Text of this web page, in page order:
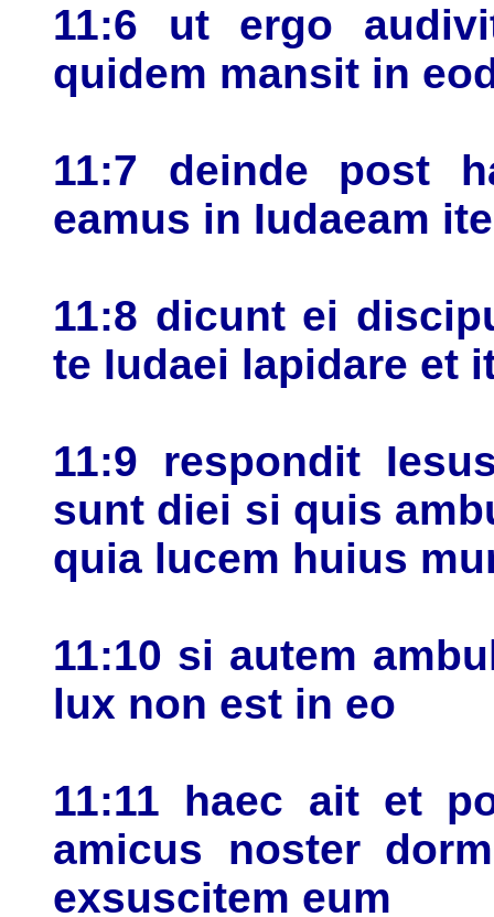
11:6 ut ergo
quidem mansit in
11:7 deinde post
eamus in Iudaeam
11:8 dicunt ei
te Iudaei lapidare et
11:9 respondit
sunt diei si quis
quia lucem huius
11:10 si autem
lux non est in eo
11:11 haec ait et
amicus noster
exsuscitem eum